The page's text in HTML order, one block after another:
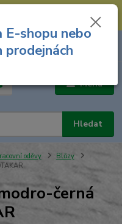
nářadí: 731 449 423 --
Menu
Hledat
za
oděvy
Blůzy
černá
E-shopu nebo
prodejnách